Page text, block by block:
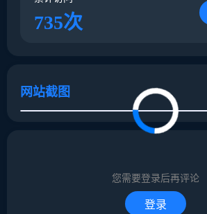
735次
网站截图
您需要登录后再评论
登录
取消 回复